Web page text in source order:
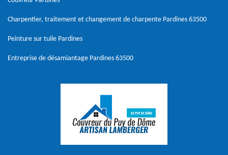
Charpentier, traitement et changement de charpente Pardines 63500
Peinture sur tuile Pardines
Entreprise de désamiantage Pardines 63500